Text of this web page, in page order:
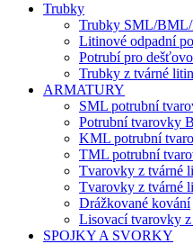
Trubky
Trubky SML/
Litinové odpadní
Potrubí pro
Trubky z tvárné
ARMATURY
SML potrubní
Potrubní tvarovky
KML potrubní
TML potrubní
Tvarovky z tvárné
Tvarovky z tvárné
Drážkované kování
Lisovací tvarovky z
SPOJKY A SVORKY